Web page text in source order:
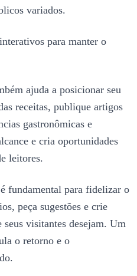
variados.
para manter o
ajuda a posicionar seu
receitas, publique artigos
gastronômicas e
e cria oportunidades
leitores.
fundamental para fidelizar o
peça sugestões e crie
seus visitantes desejam. Um
o retorno e o